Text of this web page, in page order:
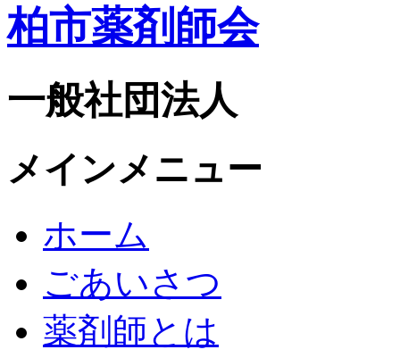
柏市薬剤師会
一般社団法人
メインメニュー
ホーム
ごあいさつ
薬剤師とは